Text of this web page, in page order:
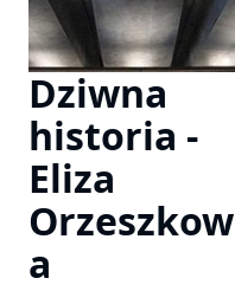
Dziwna
historia -
Eliza
Orzeszkow
a